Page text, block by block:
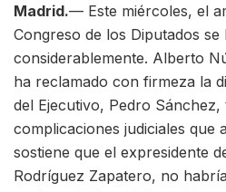
Madrid.— Este miércoles, el
Congreso de los Diputados se
considerablemente. Alberto
ha reclamado con firmeza la
del Ejecutivo, Pedro Sánchez,
complicaciones judiciales que
sostiene que el expresidente
Rodríguez Zapatero, no